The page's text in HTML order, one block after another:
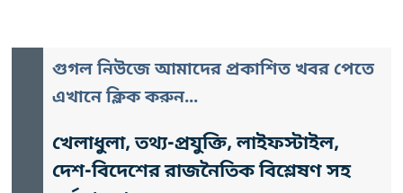
গুগল নিউজে আমাদের প্রকাশিত খবর পেতে
এখানে ক্লিক করুন...
খেলাধুলা, তথ্য-প্রযুক্তি, লাইফস্টাইল,
দেশ-বিদেশের রাজনৈতিক বিশ্লেষণ সহ